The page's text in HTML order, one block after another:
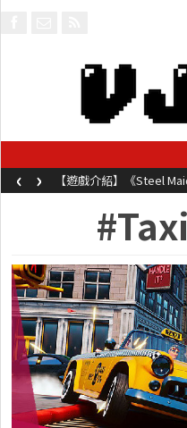
【遊戲介紹】《Steel
兩鍵操作動作極致流暢試
‹ ›